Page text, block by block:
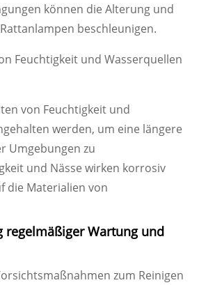
können die Alterung und
beschleunigen.
Feuchtigkeit und Wasserquellen
von Feuchtigkeit und
werden, um eine längere
Umgebungen zu
und Nässe wirken korrosiv
die Materialien von
regelmäßiger Wartung und
zum Reinigen